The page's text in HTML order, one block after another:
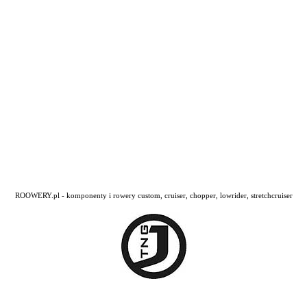
ROOWERY.pl - komponenty i rowery custom, cruiser, chopper, lowrider, stretchcruiser